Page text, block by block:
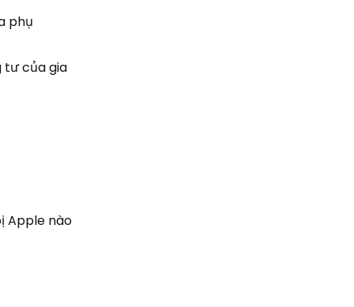
phụ
tư của gia
Apple nào